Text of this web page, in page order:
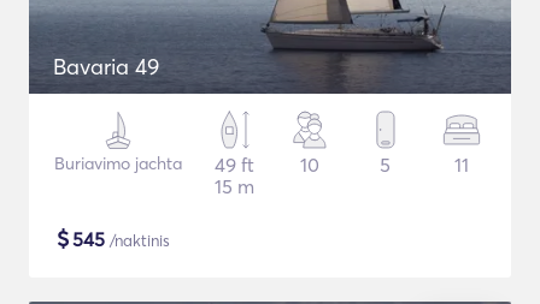
Bavaria 49
Buriavimo jachta
49 ft
15 m
10 5 11
$545 /naktinis